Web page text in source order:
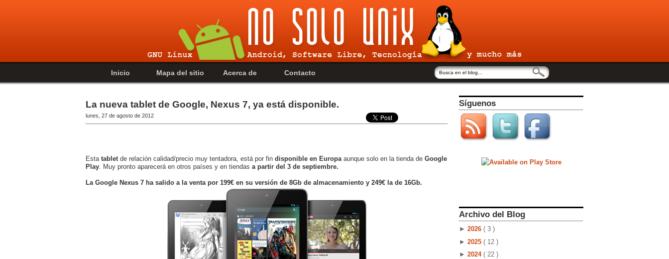
Inicio Mapa del sitio Acerca de Contacto
La nueva tablet de Google, Nexus 7, ya está disponible.
lunes, 27 de agosto de 2012
Esta tablet de relación calidad/precio muy tentadora, está por fin disponible en Europa aunque solo en la tienda de Google
Play . Muy pronto aparecerá en otros países y en tiendas a partir del 3 de septiembre.
La Google Nexus 7 ha salido a la venta por 199€ en su versión de 8Gb de almacenamiento y 249€ la de 16Gb.
Síguenos
Archivo del Blog
► 2026 ( 3 )
► 2025 ( 12 )
► 2024 ( 22 )